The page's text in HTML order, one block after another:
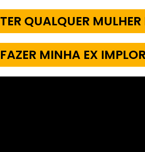
TER QUALQUER
FAZER MINHA EX